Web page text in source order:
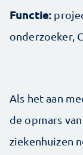
Functie:
onderzoeker,
Als het aan
de opmars
ziekenhuizen